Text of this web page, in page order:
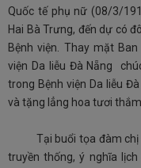
Quốc tế phụ nữ (08/3/
Hai Bà Trưng, đến dự có
Bệnh viện. Thay mặt
viện Da liễu Đà Nẵng
trong Bệnh viện Da liễu
và tặng lẳng hoa tươi
Tại buổi tọa đàm chị
truyền thống, ý nghĩa